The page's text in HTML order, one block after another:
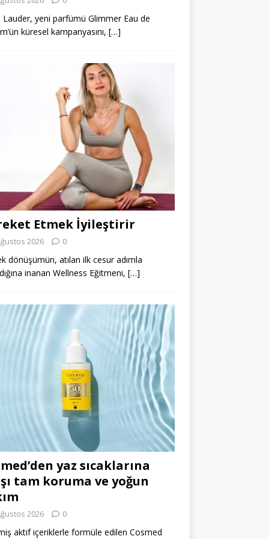
Lauder, yeni parfümü Glimmer Eau de
küresel kampanyasını, […]
Etmek İyileştirir
2026 0
dönüşümün, atılan ilk cesur adımla
inanan Wellness Eğitmeni, […]
yaz sıcaklarına
tam koruma ve yoğun
2026 0
aktif içeriklerle formüle edilen Cosmed